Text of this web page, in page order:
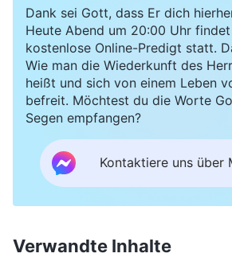
Allmächtigen Gottes. Das alles
schnell, dass ich nicht wusste,
sollte und ich wurde sehr
ich leise zu mir selbst: „Herr,
dass Du zurückgekommen bist.
überhaupt nicht an einer
interessiert? Warum hören sie
Gerüchte und sagen all das
so viele Wahrheiten
Dank sei Gott, dass Er dich
Heute Abend um 20:00 Uhr
kostenlose Online-Predigt statt.
Wie man die Wiederkunft des
heißt und sich von einem Leben
befreit. Möchtest du die Worte
Segen empfangen?
Kontaktiere uns über
Verwandte Inhalte